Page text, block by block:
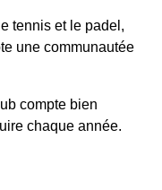
tennis et le padel,
une communautée
compte bien
chaque année.